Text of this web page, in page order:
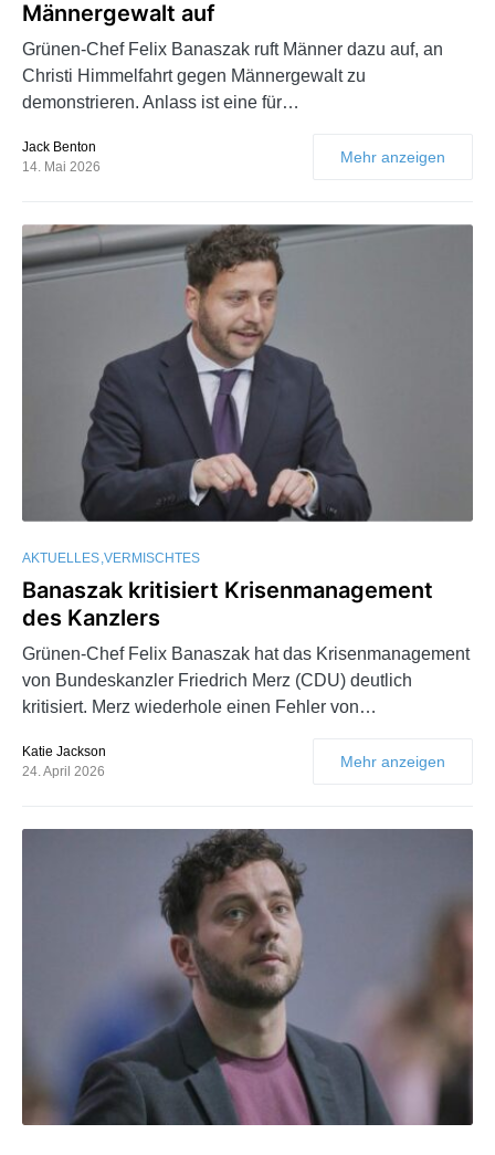
Männergewalt auf
Grünen-Chef Felix Banaszak ruft Männer dazu auf, an
Christi Himmelfahrt gegen Männergewalt zu
demonstrieren. Anlass ist eine für…
Jack Benton
14. Mai 2026
Mehr anzeigen
AKTUELLES VERMISCHTES
Banaszak kritisiert Krisenmanagement
des Kanzlers
Grünen-Chef Felix Banaszak hat das Krisenmanagement
von Bundeskanzler Friedrich Merz (CDU) deutlich
kritisiert. Merz wiederhole einen Fehler von…
Katie Jackson
24. April 2026
Mehr anzeigen